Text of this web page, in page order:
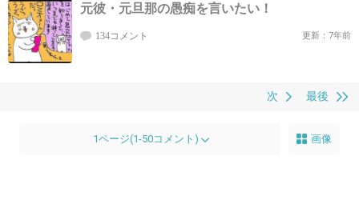
元彼・元旦那の愚痴を言いたい！
134コメント 更新：7年前
最後
次
1ページ(1-50コメント) 画像